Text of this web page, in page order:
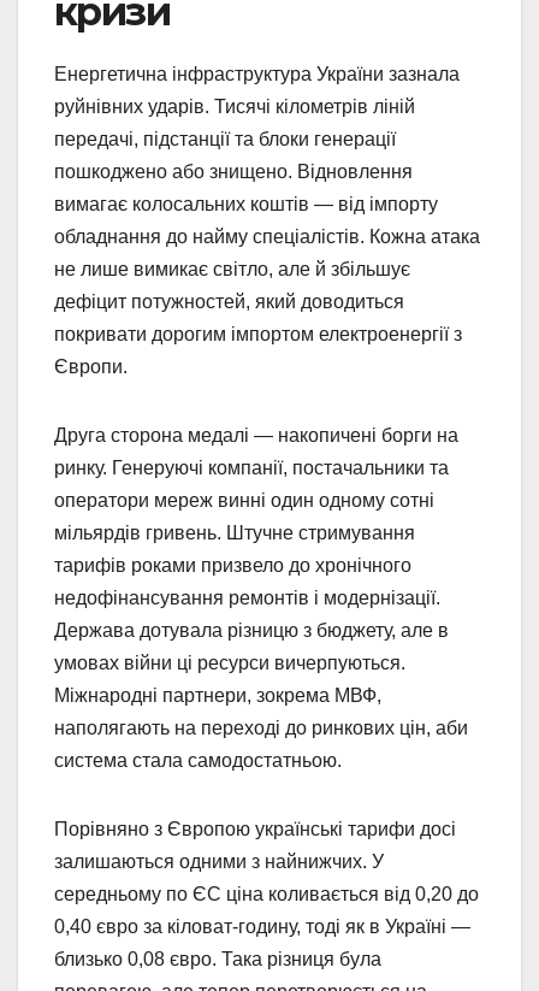
кризи
Енергетична інфраструктура України зазнала
руйнівних ударів. Тисячі кілометрів ліній
передачі, підстанції та блоки генерації
пошкоджено або знищено. Відновлення
вимагає колосальних коштів — від імпорту
обладнання до найму спеціалістів. Кожна атака
не лише вимикає світло, але й збільшує
дефіцит потужностей, який доводиться
покривати дорогим імпортом електроенергії з
Європи.
Друга сторона медалі — накопичені борги на
ринку. Генеруючі компанії, постачальники та
оператори мереж винні один одному сотні
мільярдів гривень. Штучне стримування
тарифів роками призвело до хронічного
недофінансування ремонтів і модернізації.
Держава дотувала різницю з бюджету, але в
умовах війни ці ресурси вичерпуються.
Міжнародні партнери, зокрема МВФ,
наполягають на переході до ринкових цін, аби
система стала самодостатньою.
Порівняно з Європою українські тарифи досі
залишаються одними з найнижчих. У
середньому по ЄС ціна коливається від 0,20 до
0,40 євро за кіловат-годину, тоді як в Україні —
близько 0,08 євро. Така різниця була